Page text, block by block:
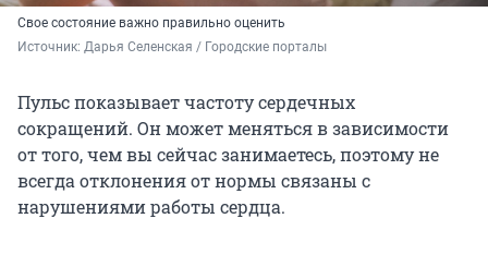
Свое состояние важно правильно оценить
Источник: Дарья Селенская / Городские порталы
Пульс показывает частоту сердечных
сокращений. Он может меняться в зависимости
от того, чем вы сейчас занимаетесь, поэтому не
всегда отклонения от нормы связаны с
нарушениями работы сердца.